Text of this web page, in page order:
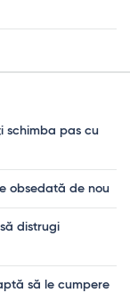
schimba pas cu
obsedată de nou
distrugi
să le cumpere